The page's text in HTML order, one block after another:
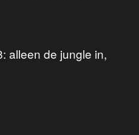
alleen de jungle in,